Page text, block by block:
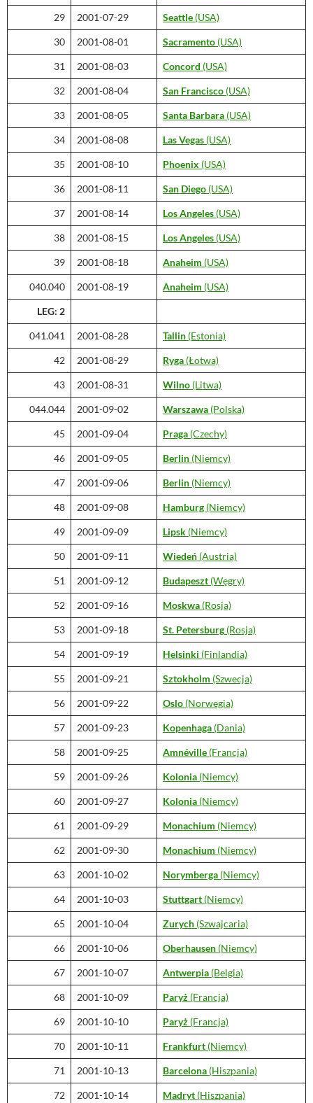
29 2001-07-29 Seattle (USA)
30 2001-08-01 Sacramento (USA)
31 2001-08-03 Concord (USA)
32 2001-08-04 San Francisco (USA)
33 2001-08-05 Santa Barbara (USA)
34 2001-08-08 Las Vegas (USA)
35 2001-08-10 Phoenix (USA)
36 2001-08-11 San Diego (USA)
37 2001-08-14 Los Angeles (USA)
38 2001-08-15 Los Angeles (USA)
39 2001-08-18 Anaheim (USA)
040.040 2001-08-19 Anaheim (USA)
LEG: 2
041.041 2001-08-28 Tallin (Estonia)
42 2001-08-29 Ryga (Łotwa)
43 2001-08-31 Wilno (Litwa)
044.044 2001-09-02 Warszawa (Polska)
45 2001-09-04 Praga (Czechy)
46 2001-09-05 Berlin (Niemcy)
47 2001-09-06 Berlin (Niemcy)
48 2001-09-08 Hamburg (Niemcy)
49 2001-09-09 Lipsk (Niemcy)
50 2001-09-11 Wiedeń (Austria)
51 2001-09-12 Budapeszt (Węgry)
52 2001-09-16 Moskwa (Rosja)
53 2001-09-18 St. Petersburg (Rosja)
54 2001-09-19 Helsinki (Finlandia)
55 2001-09-21 Sztokholm (Szwecja)
56 2001-09-22 Oslo (Norwegia)
57 2001-09-23 Kopenhaga (Dania)
58 2001-09-25 Amnéville (Francja)
59 2001-09-26 Kolonia (Niemcy)
60 2001-09-27 Kolonia (Niemcy)
61 2001-09-29 Monachium (Niemcy)
62 2001-09-30 Monachium (Niemcy)
63 2001-10-02 Norymberga (Niemcy)
64 2001-10-03 Stuttgart (Niemcy)
65 2001-10-04 Zurych (Szwajcaria)
66 2001-10-06 Oberhausen (Niemcy)
67 2001-10-07 Antwerpia (Belgia)
68 2001-10-09 Paryż (Francja)
69 2001-10-10 Paryż (Francja)
70 2001-10-11 Frankfurt (Niemcy)
71 2001-10-13 Barcelona (Hiszpania)
72 2001-10-14 Madryt (Hiszpania)